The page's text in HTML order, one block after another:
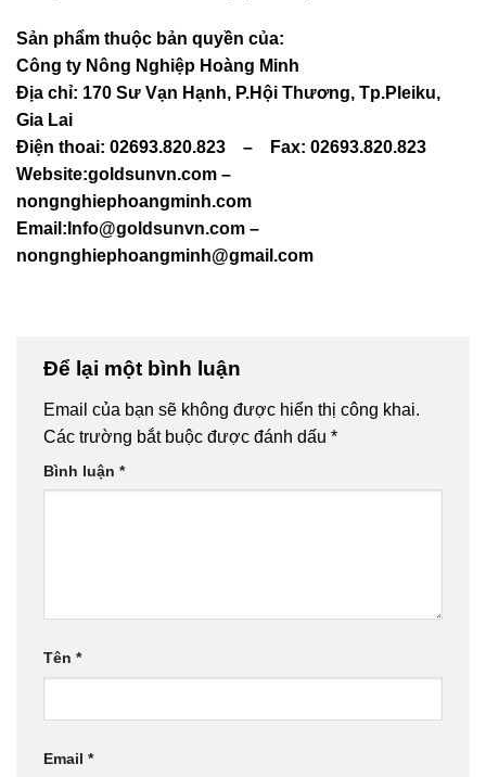
Sản phẩm thuộc bản quyền của:
Công ty Nông Nghiệp Hoàng Minh
Địa chỉ: 170 Sư Vạn Hạnh, P.Hội Thương, Tp.Pleiku,
Gia Lai
Điện thoai: 02693.820.823 – Fax: 02693.820.823
Website:goldsunvn.com –
nongnghiephoangminh.com
Email: Info@goldsunvn.com –
nongnghiephoangminh@gmail.com
Để lại một bình luận
Email của bạn sẽ không được hiển thị công khai.
Các trường bắt buộc được đánh dấu *
Bình luận *
Tên *
Email *